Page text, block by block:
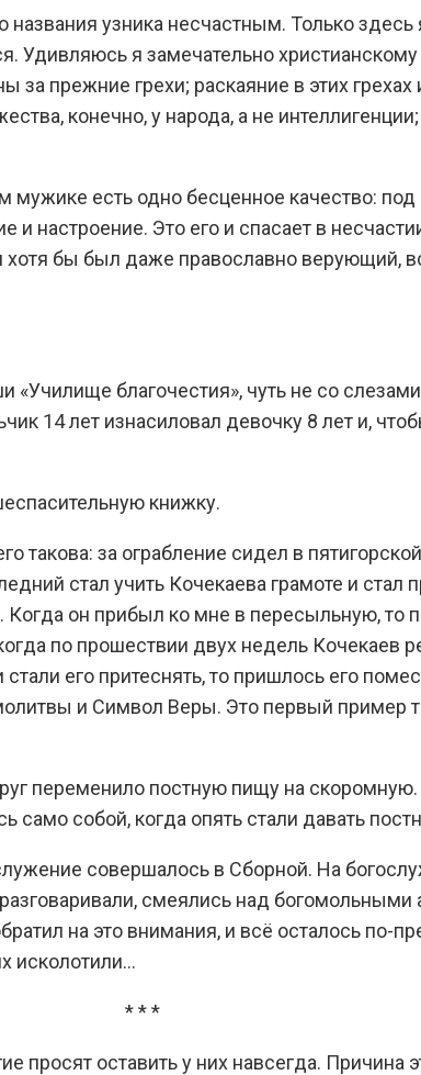
узника несчастным. Только здесь
Удивляюсь я замечательно
за прежние грехи; раскаяние в этих
конечно, у народа, а не
мужике есть одно бесценное качество:
настроение. Это его и спасает в
бы был даже православно верующий,
благочестия», чуть не со
14 лет изнасиловал девочку 8 лет и,
книжку.
такова: за ограбление сидел в
стал учить Кочекаева грамоте и стал
он прибыл ко мне в пересыльную, то
по прошествии двух недель Кочекаев
его притеснять, то пришлось его
и Символ Веры. Это первый пример
переменило постную пищу на
собой, когда опять стали давать
совершалось в Сборной. На
смеялись над
на это внимания, и всё осталось по-
исколотили…
* * *
просят оставить у них навсегда. Причина